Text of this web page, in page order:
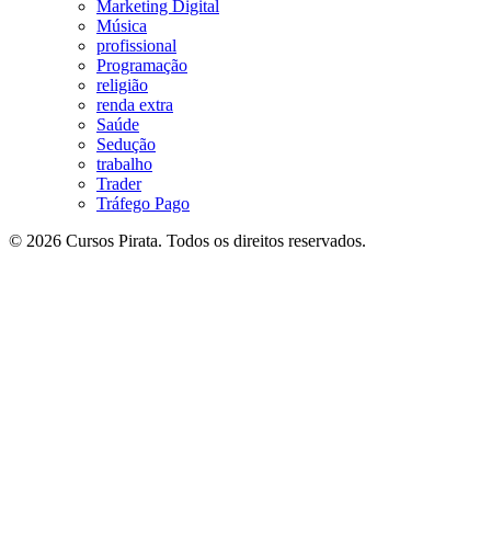
Marketing Digital
Música
profissional
Programação
religião
renda extra
Saúde
Sedução
trabalho
Trader
Tráfego Pago
© 2026 Cursos Pirata. Todos os direitos reservados.